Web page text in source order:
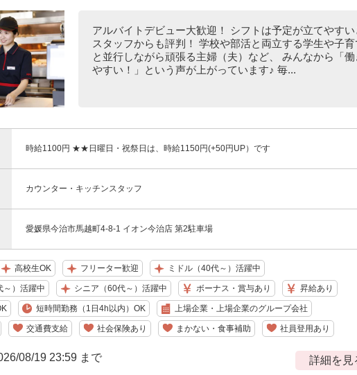
アルバイトデビュー大歓迎！ シフトは予定が立てやすい
スタッフからも評判！ 学校や部活と両立する学生や子育
と並行しながら頑張る主婦（夫）など、 みんなから「働
やすい！」という声が上がっています♪ 毎...
時給1100円 ★★日曜日・祝祭日は、時給1150円(+50円UP）です
カウンター・キッチンスタッフ
愛媛県今治市馬越町4-8-1 イオン今治店 第2駐車場
高校生OK フリーター歓迎 ミドル（40代～）活躍中
～）活躍中 シニア（60代～）活躍中 ボーナス・賞与あり 昇給あり
短時間勤務（1日4h以内）OK 上場企業・上場企業のグループ会社
交通費支給 社会保険あり まかない・食事補助 社員登用あり
08/19 23:59 まで 詳細を見